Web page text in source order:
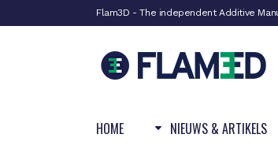
Flam3D - The independent Additive
HOME NIEUWS & ARTIKELS